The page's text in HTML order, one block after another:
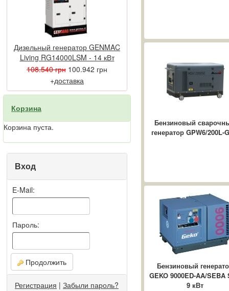
Самые частые
проблемные места в
сфере электроснабжения
Дизельные
электростанции в
современном мире
В современной жизни
ежедневно необходимо
бесперебойной
работоспособностью
энергозависимые
приборы, ...
Дизельный генератор GENMAC
Living RG14000LSM - 14 кВт
108.540 грн 100.942 грн
+доставка
Корзина
Корзина пуста.
Вход
E-Mail:
Пароль:
Продолжить
Регистрация | Забыли пароль?
Бензиновый
генератор GPW6/200L-
Бензиновый
GEKO 9000ED-AA/SEBA
9 кВт